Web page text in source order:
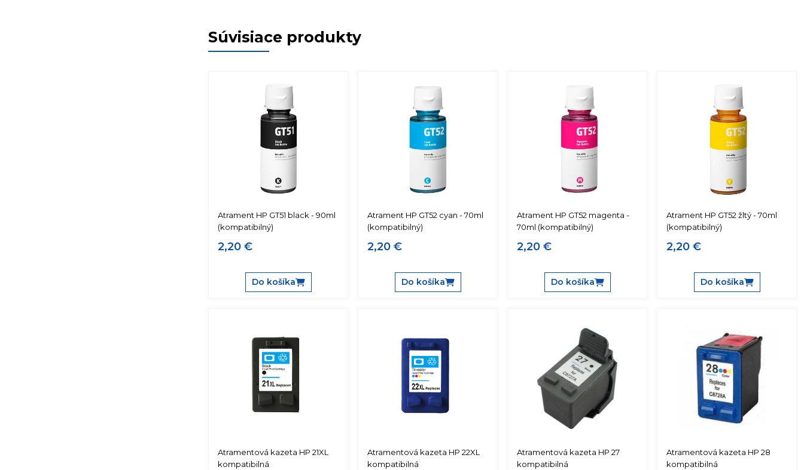
Súvisiace produkty
Atrament HP GT51 black - 90ml
(kompatibilný)
2,20 €
Do košíka
Atrament HP GT52 cyan - 70ml
(kompatibilný)
2,20 €
Do košíka
Atrament HP GT52 magenta -
70ml (kompatibilný)
2,20 €
Do košíka
Atrament HP GT52 žltý - 70ml
(kompatibilný)
2,20 €
Do košíka
Atramentová kazeta HP 21XL
kompatibilná
Atramentová kazeta HP 22XL
kompatibilná
Atramentová kazeta HP 27
kompatibilná
Atramentová kazeta HP 28
kompatibilná